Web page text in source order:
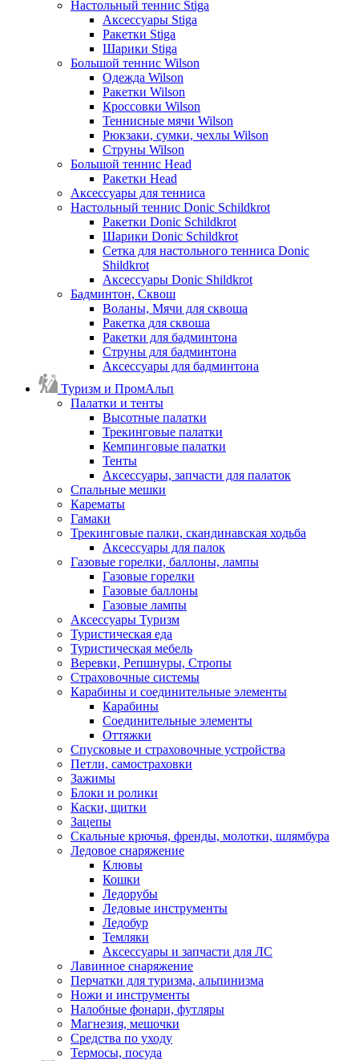
Настольный теннис Stiga
Аксессуары Stiga
Ракетки Stiga
Шарики Stiga
Большой теннис Wilson
Одежда Wilson
Ракетки Wilson
Кроссовки Wilson
Теннисные мячи Wilson
Рюкзаки, сумки, чехлы Wilson
Струны Wilson
Большой теннис Head
Ракетки Head
Аксессуары для тенниса
Настольный теннис Donic Schildkrot
Ракетки Donic Schildkrot
Шарики Donic Schildkrot
Сетка для настольного тенниса Donic
Shildkrot
Аксессуары Donic Shildkrot
Бадминтон, Сквош
Воланы, Мячи для сквоша
Ракетка для сквоша
Ракетки для бадминтона
Струны для бадминтона
Аксессуары для бадминтона
Туризм и ПромАльп
Палатки и тенты
Высотные палатки
Трекинговые палатки
Кемпинговые палатки
Тенты
Аксессуары, запчасти для палаток
Спальные мешки
Карематы
Гамаки
Трекинговые палки, скандинавская ходьба
Аксессуары для палок
Газовые горелки, баллоны, лампы
Газовые горелки
Газовые баллоны
Газовые лампы
Аксессуары Туризм
Туристическая еда
Туристическая мебель
Веревки, Репшнуры, Стропы
Страховочные системы
Карабины и соединительные элементы
Карабины
Соединительные элементы
Оттяжки
Спусковые и страховочные устройства
Петли, самостраховки
Зажимы
Блоки и ролики
Каски, щитки
Зацепы
Скальные крючья, френды, молотки, шлямбура
Ледовое снаряжение
Клювы
Кошки
Ледорубы
Ледовые инструменты
Ледобур
Темляки
Аксессуары и запчасти для ЛС
Лавинное снаряжение
Перчатки для туризма, альпинизма
Ножи и инструменты
Налобные фонари, футляры
Магнезия, мешочки
Средства по уходу
Термосы, посуда